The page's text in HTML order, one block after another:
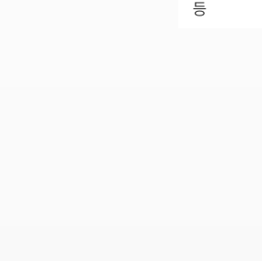
등